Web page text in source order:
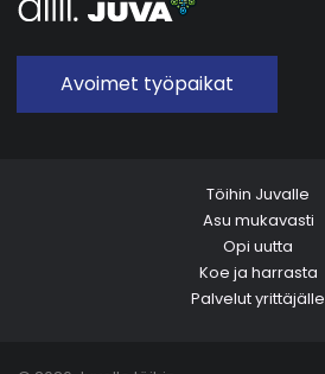
Avoimet työpaikat
Töihin Juvalle
Asu mukavasti
Opi uutta
Koe ja harrasta
Palvelut yrittäjälle